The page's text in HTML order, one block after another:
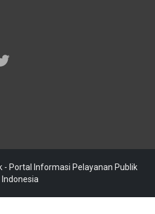
- Portal Informasi Pelayanan Publik
Indonesia